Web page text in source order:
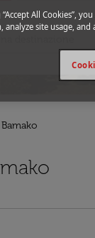
“Accept All Cookies”,
analyze site usage,